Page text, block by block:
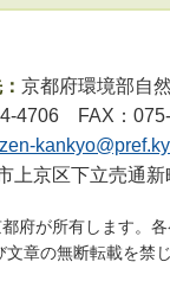
京都府環境部自
4706 FAX：
京区下立売通新
府が所有します。
章の無断転載を禁じ